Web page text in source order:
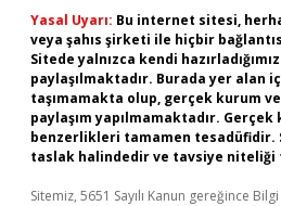
Yasal Uyarı: Bu internet sitesi,
veya şahıs şirketi ile hiçbir
Sitede yalnızca kendi
paylaşılmaktadır. Burada yer alan
taşımamakta olup, gerçek kurum
paylaşım yapılmamaktadır.
benzerlikleri tamamen
taslak halindedir ve tavsiye niteliği
Sitemiz, 5651 Sayılı Kanun gereğince